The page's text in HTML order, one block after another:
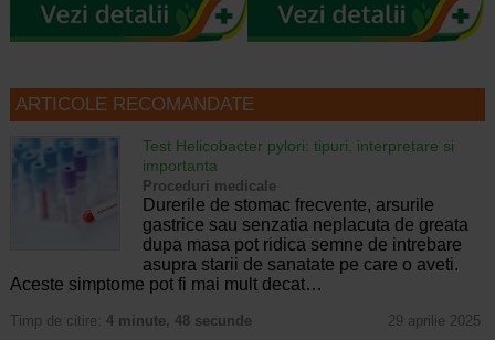
ARTICOLE RECOMANDATE
Test Helicobacter pylori: tipuri, interpretare si
importanta
Proceduri medicale
Durerile de stomac frecvente, arsurile
gastrice sau senzatia neplacuta de greata
dupa masa pot ridica semne de intrebare
asupra starii de sanatate pe care o aveti.
Aceste simptome pot fi mai mult decat…
Timp de citire: 4 minute, 48 secunde 29 aprilie 2025